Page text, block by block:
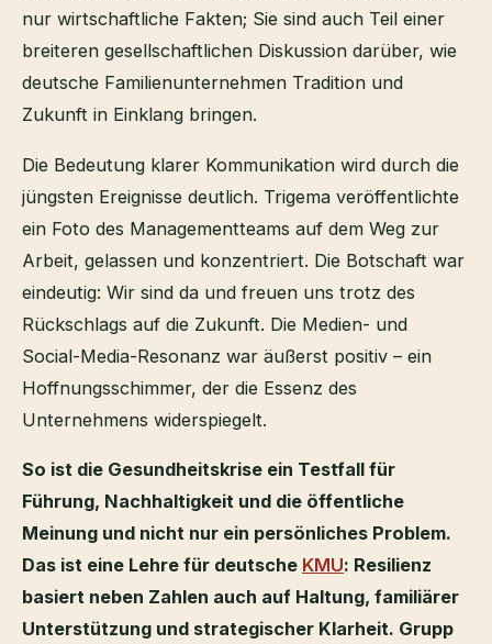
nur wirtschaftliche Fakten; Sie sind auch Teil einer
breiteren gesellschaftlichen Diskussion darüber, wie
deutsche Familienunternehmen Tradition und
Zukunft in Einklang bringen.
Die Bedeutung klarer Kommunikation wird durch die
jüngsten Ereignisse deutlich. Trigema veröffentlichte
ein Foto des Managementteams auf dem Weg zur
Arbeit, gelassen und konzentriert. Die Botschaft war
eindeutig: Wir sind da und freuen uns trotz des
Rückschlags auf die Zukunft. Die Medien- und
Social-Media-Resonanz war äußerst positiv – ein
Hoffnungsschimmer, der die Essenz des
Unternehmens widerspiegelt.
So ist die Gesundheitskrise ein Testfall für
Führung, Nachhaltigkeit und die öffentliche
Meinung und nicht nur ein persönliches Problem.
Das ist eine Lehre für deutsche KMU: Resilienz
basiert neben Zahlen auch auf Haltung, familiärer
Unterstützung und strategischer Klarheit. Grupp